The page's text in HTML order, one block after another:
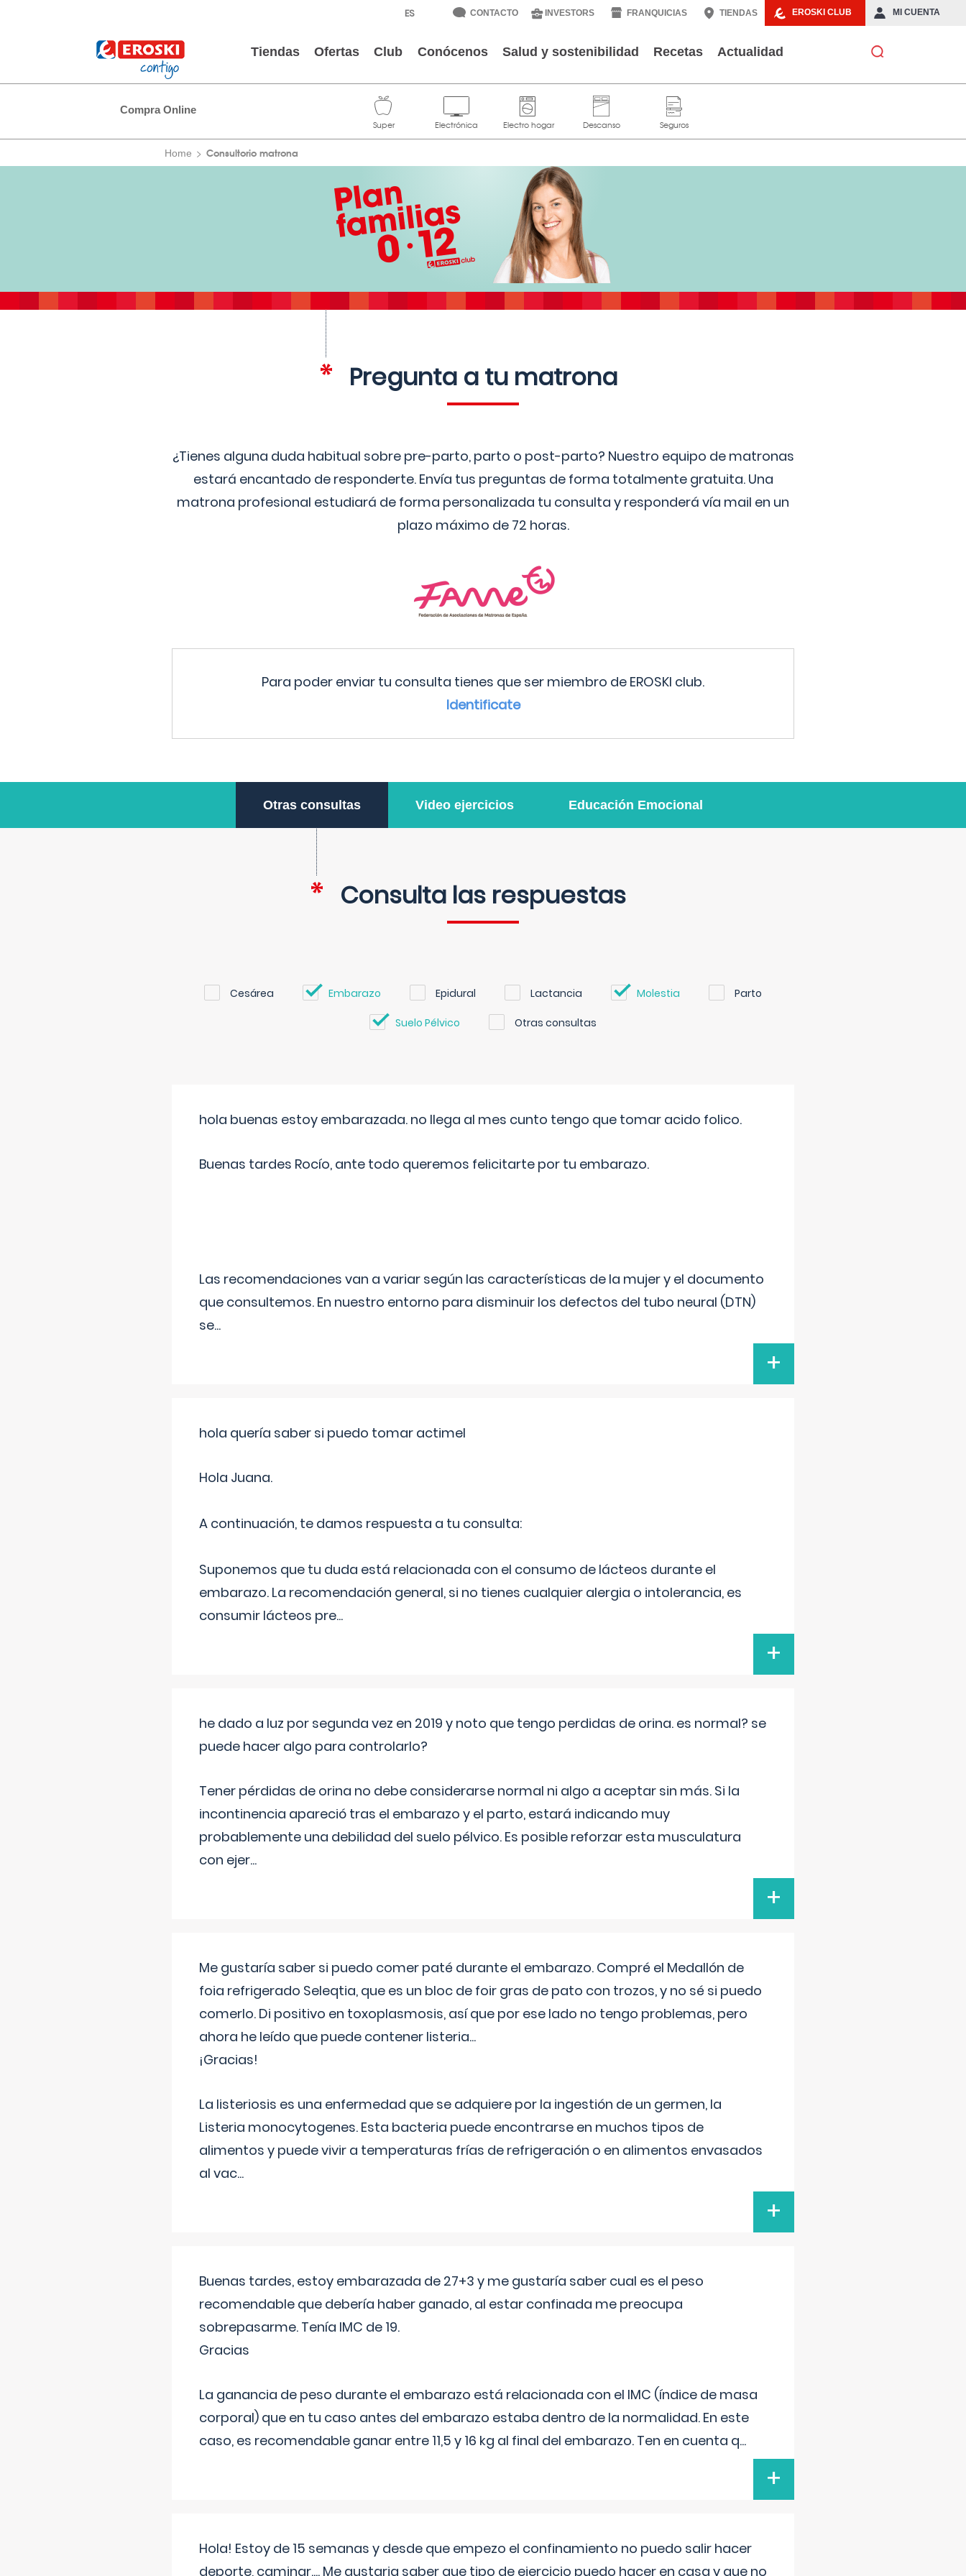
EROSKI CLUB MI CUENTA
CONTACTO INVESTORS FRANQUICIAS TIENDAS
Tiendas Ofertas Club Conócenos Salud y sostenibilidad Recetas Actualidad
Compra Online
Home Consultorio matrona
Pregunta a tu matrona
¿Tienes alguna duda habitual sobre pre-parto, parto o post-parto? Nuestro equipo de matronas
estará encantado de responderte. Envía tus preguntas de forma totalmente gratuita. Una
matrona profesional estudiará de forma personalizada tu consulta y responderá vía mail en un
plazo máximo de 72 horas.
Para poder enviar tu consulta tienes que ser miembro de EROSKI club.
Identificate
Otras consultas Video ejercicios Educación Emocional
Consulta las respuestas
Cesárea Embarazo Epidural Lactancia Molestia Parto
Suelo Pélvico Otras consultas
hola buenas estoy embarazada. no llega al mes cunto tengo que tomar acido folico.
Buenas tardes Rocío, ante todo queremos felicitarte por tu embarazo.
Las recomendaciones van a variar según las características de la mujer y el documento
que consultemos. En nuestro entorno para disminuir los defectos del tubo neural (DTN)
se...
+
hola quería saber si puedo tomar actimel
Hola Juana.
A continuación, te damos respuesta a tu consulta:
Suponemos que tu duda está relacionada con el consumo de lácteos durante el
embarazo. La recomendación general, si no tienes cualquier alergia o intolerancia, es
consumir lácteos pre...
+
he dado a luz por segunda vez en 2019 y noto que tengo perdidas de orina. es normal? se
puede hacer algo para controlarlo?
Tener pérdidas de orina no debe considerarse normal ni algo a aceptar sin más. Si la
incontinencia apareció tras el embarazo y el parto, estará indicando muy
probablemente una debilidad del suelo pélvico. Es posible reforzar esta musculatura
con ejer...
+
Me gustaría saber si puedo comer paté durante el embarazo. Compré el Medallón de
foia refrigerado Seleqtia, que es un bloc de foir gras de pato con trozos, y no sé si puedo
comerlo. Di positivo en toxoplasmosis, así que por ese lado no tengo problemas, pero
ahora he leído que puede contener listeria...
¡Gracias!
La listeriosis es una enfermedad que se adquiere por la ingestión de un germen, la
Listeria monocytogenes. Esta bacteria puede encontrarse en muchos tipos de
alimentos y puede vivir a temperaturas frías de refrigeración o en alimentos envasados
al vac...
+
Buenas tardes, estoy embarazada de 27+3 y me gustaría saber cual es el peso
recomendable que debería haber ganado, al estar confinada me preocupa
sobrepasarme. Tenía IMC de 19.
Gracias
La ganancia de peso durante el embarazo está relacionada con el IMC (índice de masa
corporal) que en tu caso antes del embarazo estaba dentro de la normalidad. En este
caso, es recomendable ganar entre 11,5 y 16 kg al final del embarazo. Ten en cuenta q...
+
Hola! Estoy de 15 semanas y desde que empezo el confinamiento no puedo salir hacer
deporte, caminar.... Me gustaria saber que tipo de ejercicio puedo hacer en casa y que no